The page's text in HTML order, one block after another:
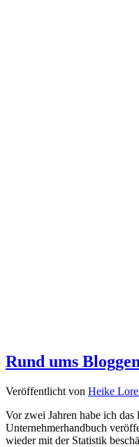
Rund ums
Veröffentlicht von Heike
Vor zwei Jahren habe ich
Unternehmerhandbuch
wieder mit der Statistik